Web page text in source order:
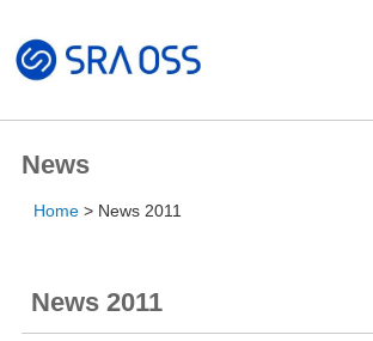
製品・サービス一覧
導入・構築サービス
News
Home News 2011
News 2011